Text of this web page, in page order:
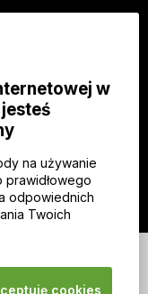
w
na używanie
odpowiednich
Twoich
cookies